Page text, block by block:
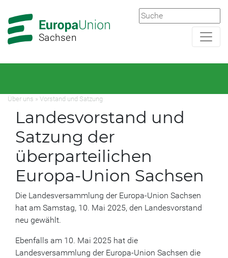
Hauptnavigation
Hauptbereich
Sachsen
Über uns » Vorstand und Satzung
Landesvorstand und
Satzung der
überparteilichen
Europa-Union Sachsen
Die Landesversammlung der Europa-Union Sachsen
hat am Samstag, 10. Mai 2025, den Landesvorstand
neu gewählt.
Ebenfalls am 10. Mai 2025 hat die
Landesversammlung der Europa-Union Sachsen die